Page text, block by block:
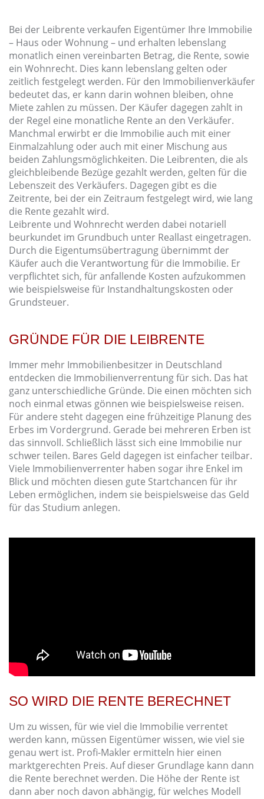
Bei der Leibrente verkaufen Eigentümer Ihre Immobilie
– Haus oder Wohnung – und erhalten lebenslang
monatlich einen vereinbarten Betrag, die Rente, sowie
ein Wohnrecht. Dies kann lebenslang gelten oder
zeitlich festgelegt werden. Für den Immobilienverkäufer
bedeutet das, er kann darin wohnen bleiben, ohne
Miete zahlen zu müssen. Der Käufer dagegen zahlt in
der Regel eine monatliche Rente an den Verkäufer.
Manchmal erwirbt er die Immobilie auch mit einer
Einmalzahlung oder auch mit einer Mischung aus
beiden Zahlungsmöglichkeiten. Die Leibrenten, die als
gleichbleibende Bezüge gezahlt werden, gelten für die
Lebenszeit des Verkäufers. Dagegen gibt es die
Zeitrente, bei der ein Zeitraum festgelegt wird, wie lang
die Rente gezahlt wird.
Leibrente und Wohnrecht werden dabei notariell
beurkundet im Grundbuch unter Reallast eingetragen.
Durch die Eigentumsübertragung übernimmt der
Käufer auch die Verantwortung für die Immobilie. Er
verpflichtet sich, für anfallende Kosten aufzukommen
wie beispielsweise für Instandhaltungskosten oder
Grundsteuer.
GRÜNDE FÜR DIE LEIBRENTE
Immer mehr Immobilienbesitzer in Deutschland
entdecken die Immobilienverrentung für sich. Das hat
ganz unterschiedliche Gründe. Die einen möchten sich
noch einmal etwas gönnen wie beispielsweise reisen.
Für andere steht dagegen eine frühzeitige Planung des
Erbes im Vordergrund. Gerade bei mehreren Erben ist
das sinnvoll. Schließlich lässt sich eine Immobilie nur
schwer teilen. Bares Geld dagegen ist einfacher teilbar.
Viele Immobilienverrenter haben sogar ihre Enkel im
Blick und möchten diesen gute Startchancen für ihr
Leben ermöglichen, indem sie beispielsweise das Geld
für das Studium anlegen.
SO WIRD DIE RENTE BERECHNET
Um zu wissen, für wie viel die Immobilie verrentet
werden kann, müssen Eigentümer wissen, wie viel sie
genau wert ist. Profi-Makler ermitteln hier einen
marktgerechten Preis. Auf dieser Grundlage kann dann
die Rente berechnet werden. Die Höhe der Rente ist
dann aber noch davon abhängig, für welches Modell